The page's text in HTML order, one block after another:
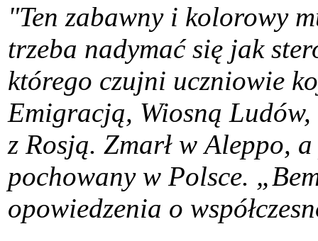
"Ten zabawny i kolorowy
trzeba nadymać się jak
którego czujni uczniowie
Emigracją, Wiosną Ludów,
z Rosją. Zmarł w Aleppo,
pochowany w Polsce.
opowiedzenia o